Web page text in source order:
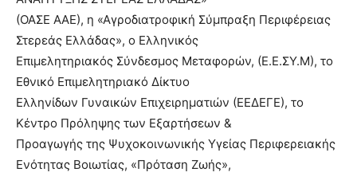
(ΟΑΣΕ ΑΑΕ), η «Αγροδιατροφική Σύμπραξη Περιφέρειας
Στερεάς Ελλάδας», ο Ελληνικός
Επιμελητηριακός Σύνδεσμος Μεταφορών, (Ε.Ε.ΣΥ.Μ), το
Εθνικό Επιμελητηριακό Δίκτυο
Ελληνίδων Γυναικών Επιχειρηματιών (ΕΕΔΕΓΕ), το
Κέντρο Πρόληψης των Εξαρτήσεων &
Προαγωγής της Ψυχοκοινωνικής Υγείας Περιφερειακής
Ενότητας Βοιωτίας, «Πρόταση Ζωής»,